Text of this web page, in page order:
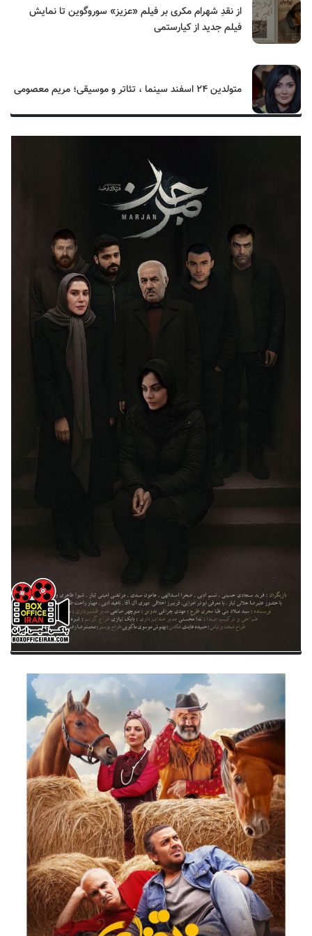
از نقدِ شهرام مکری بر فیلم «عزیز» سوروگوین تا نمایش
فیلم جدید از کیارستمی
متولدین ۲۴ اسفند سینما ، تئاتر و موسیقی؛ مریم معصومی